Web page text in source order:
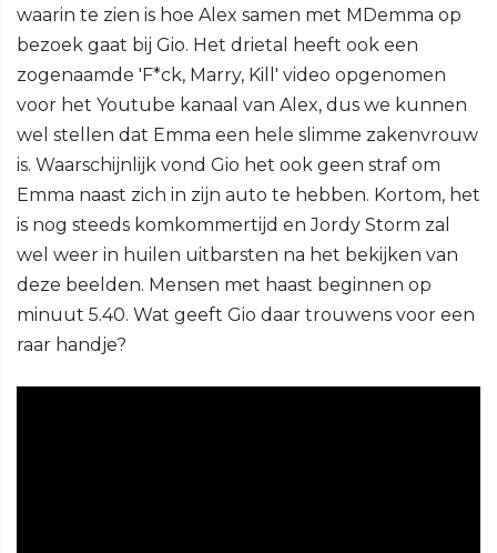
waarin te zien is hoe Alex samen met MDemma op
bezoek gaat bij Gio. Het drietal heeft ook een
zogenaamde 'F*ck, Marry, Kill' video opgenomen
voor het Youtube kanaal van Alex, dus we kunnen
wel stellen dat Emma een hele slimme zakenvrouw
is. Waarschijnlijk vond Gio het ook geen straf om
Emma naast zich in zijn auto te hebben. Kortom, het
is nog steeds komkommertijd en Jordy Storm zal
wel weer in huilen uitbarsten na het bekijken van
deze beelden. Mensen met haast beginnen op
minuut 5.40. Wat geeft Gio daar trouwens voor een
raar handje?